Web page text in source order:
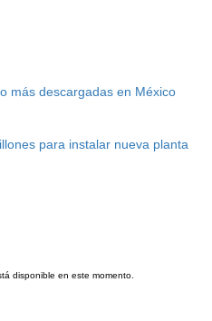
más descargadas en México
para instalar nueva planta
disponible en este momento.